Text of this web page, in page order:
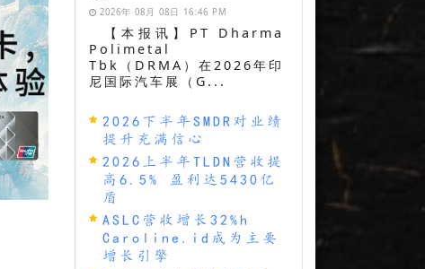
2026年 08月 08日 16:46 PM
【本报讯】PT Dharma
Polimetal
Tbk（DRMA）在2026年印
尼国际汽车展（G...
2026下半年SMDR对业绩
提升充满信心
2026上半年TLDN营收提
高6.5% 盈利达5430亿
盾
ASLC营收增长32%h
Caroline.id成为主要
增长引擎